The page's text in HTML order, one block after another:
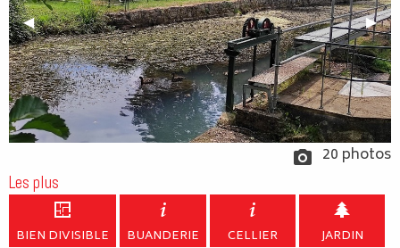
Previous Slide
◀︎ ▶︎
20 photos
Les plus
BIEN DIVISIBLE BUANDERIE CELLIER JARDIN